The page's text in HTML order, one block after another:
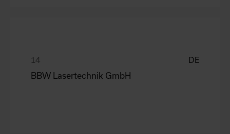
DE
BBW Lasertechnik GmbH